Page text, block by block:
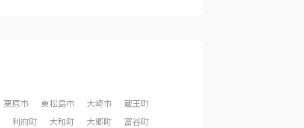
栗原市 東松島市 大崎市
蔵王町
利府町 大和町 大郷町
富谷町